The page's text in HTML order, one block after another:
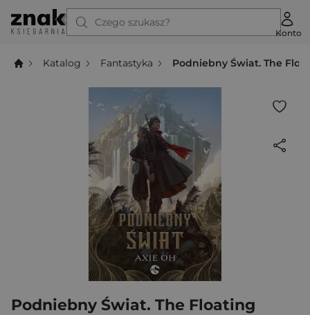
Czego szukasz?
Konto
Katalog Fantastyka Podniebny Świat. The
Podniebny Świat. The Floating